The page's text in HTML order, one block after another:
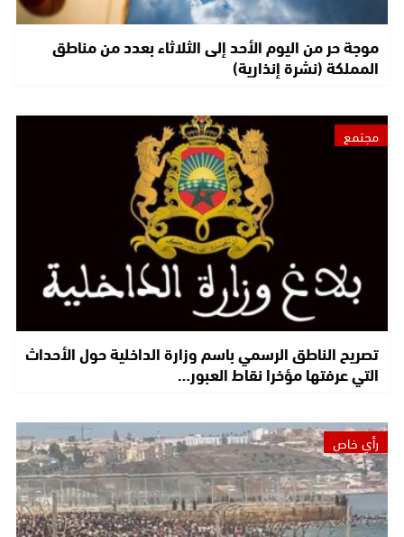
موجة حر من اليوم الأحد إلى الثلاثاء بعدد من مناطق
المملكة (نشرة إنذارية)
مجتمع
تصريح الناطق الرسمي باسم وزارة الداخلية حول الأحداث
التي عرفتها مؤخرا نقاط العبور…
رأي خاص